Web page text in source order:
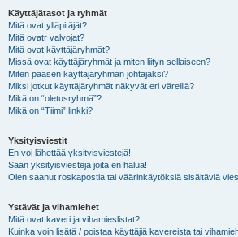
Käyttäjätasot ja ryhmät
Mitä ovat ylläpitäjät?
Mitä ovatr valvojat?
Mitä ovat käyttäjäryhmät?
Missä ovat käyttäjäryhmät ja miten liityn sellaiseen?
Miten pääsen käyttäjäryhmän johtajaksi?
Miksi jotkut käyttäjäryhmät näkyvät eri väreillä?
Mikä on “oletusryhmä”?
Mikä on “Tiimi” linkki?
Yksityisviestit
En voi lähettää yksityisviestejä!
Saan yksityisviestejä joita en halua!
Olen saanut roskapostia tai väärinkäytöksiä sisältäviä
Ystävät ja vihamiehet
Mitä ovat kaveri ja vihamieslistat?
Kuinka voin lisätä / poistaa käyttäjiä kavereista tai